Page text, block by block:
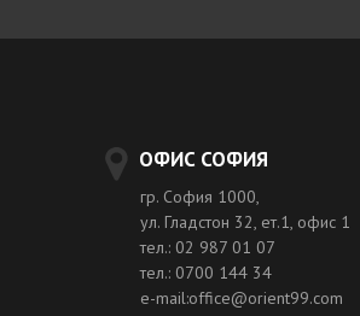
ОФИС СОФИЯ
гр. София 1000,
ул. Гладстон 32, ет.1, офис 1
тел.: 02 987 01 07
тел.: 0700 144 34
e-mail:office@orient99.com